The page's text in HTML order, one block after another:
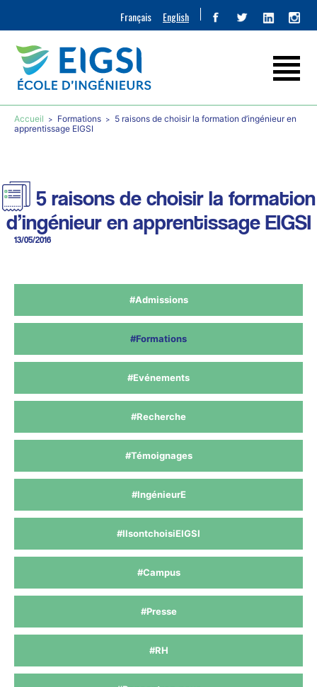
Français English
Accueil Formations
5 raisons de choisir la formation d’ingénieur en
apprentissage EIGSI
5 raisons de choisir la formation
d’ingénieur en apprentissage EIGSI
13/05/2016
#Admissions
#Formations
#Evénements
#Recherche
#Témoignages
#IngénieurE
#IlsontchoisiEIGSI
#Campus
#Presse
#RH